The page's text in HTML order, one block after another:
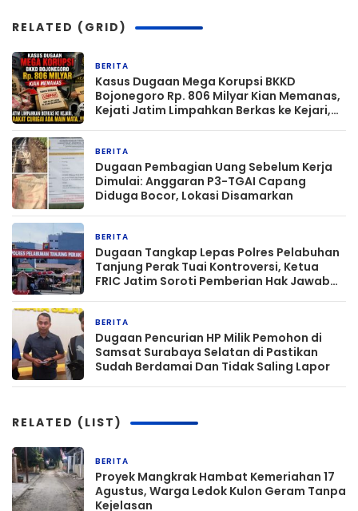
RELATED (GRID)
BERITA
Kasus Dugaan Mega Korupsi BKKD
Bojonegoro Rp. 806 Milyar Kian Memanas,
Kejati Jatim Limpahkan Berkas ke Kejari,
BERITA
Dugaan Pembagian Uang Sebelum Kerja
Dimulai: Anggaran P3-TGAI Capang
Diduga Bocor, Lokasi Disamarkan
BERITA
Dugaan Tangkap Lepas Polres Pelabuhan
Tanjung Perak Tuai Kontroversi, Ketua
FRIC Jatim Soroti Pemberian Hak Jawab
BERITA
Dugaan Pencurian HP Milik Pemohon di
Samsat Surabaya Selatan di Pastikan
Sudah Berdamai Dan Tidak Saling Lapor
RELATED (LIST)
BERITA
‎Proyek Mangkrak Hambat Kemeriahan 17
Agustus, Warga Ledok Kulon Geram Tanpa
Kejelasan